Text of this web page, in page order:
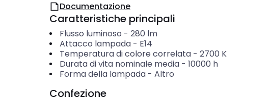
Documentazione
Caratteristiche principali
Flusso luminoso - 280 lm
Attacco lampada- E14
Temperatura di colore correlata- 2700 K
Durata di vita nominale media- 10000 h
Forma della lampada- Altro
Confezione